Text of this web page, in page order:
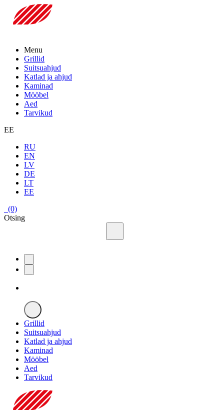
Menu
Grillid
Suitsuahjud
Katlad ja ahjud
Kaminad
Mööbel
Aed
Tarvikud
EE
RU
EN
LV
DE
LT
EE
(0)
Otsing
Grillid
Suitsuahjud
Katlad ja ahjud
Kaminad
Mööbel
Aed
Tarvikud